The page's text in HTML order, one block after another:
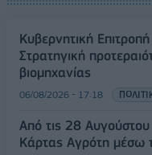
Κυβερνητική
Στρατηγική
βιομηχανίας
06/08/2026 - 17:18
Από τις 28
Κάρτας Αγρότη μέσω